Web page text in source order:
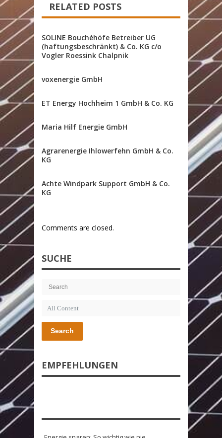
RELATED POSTS
SOLINE Bouchéhöfe Betreiber UG
(haftungsbeschränkt) & Co. KG c/o
Vogler Roessink Chalpnik
voxenergie GmbH
ET Energy Hochheim 1 GmbH & Co. KG
Maria Hilf Energie GmbH
Agrarenergie Ihlowerfehn GmbH & Co.
KG
Achte Windpark Support GmbH & Co.
KG
Comments are closed.
SUCHE
Search
EMPFEHLUNGEN